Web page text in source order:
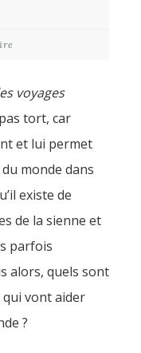
voyages
tort, car
et lui permet
monde dans
existe de
de la sienne et
parfois
alors, quels sont
vont aider
?